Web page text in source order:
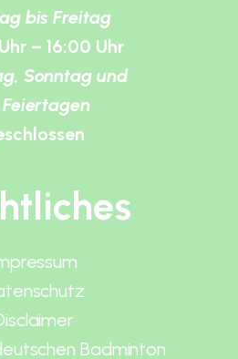
bis Freitag
– 16:00 Uhr
Sonntag und
Badminton